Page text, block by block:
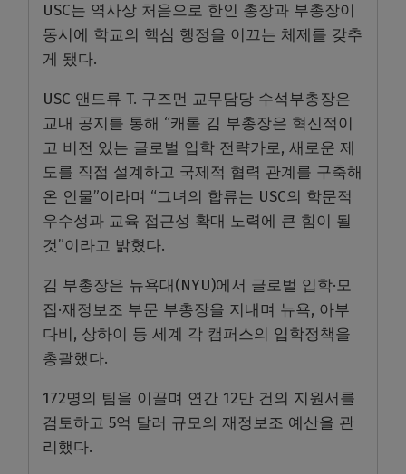
USC는 역사상 처음으로 한인 총장과 부총장이
동시에 학교의 핵심 행정을 이끄는 체제를 갖추
게 됐다.
USC 앤드류 T. 구즈먼 교무담당 수석부총장은
교내 공지를 통해 “캐롤 김 부총장은 혁신적이
고 비전 있는 글로벌 입학 전략가로, 새로운 제
도를 직접 설계하고 국제적 협력 관계를 구축해
온 인물”이라며 “그녀의 합류는 USC의 학문적
우수성과 교육 접근성 확대 노력에 큰 힘이 될
것”이라고 밝혔다.
김 부총장은 뉴욕대(NYU)에서 글로벌 입학·모
집·재정보조 부문 부총장을 지내며 뉴욕, 아부
다비, 상하이 등 세계 각 캠퍼스의 입학정책을
총괄했다.
172명의 팀을 이끌며 연간 12만 건의 지원서를
검토하고 5억 달러 규모의 재정보조 예산을 관
리했다.